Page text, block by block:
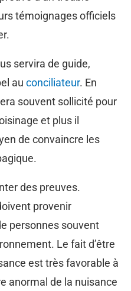
témoignages officiels
servira de guide,
au conciliateur. En
souvent sollicité pour
et plus il
de convaincre les
des preuves.
provenir
personnes souvent
Le fait d’être
est très favorable à
anormal de la nuisance